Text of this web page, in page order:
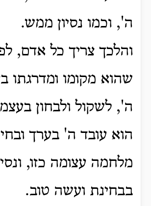
ה', וכמו נסיון ממש.
והלכך צריך כל אדם,
שהוא מקומו ומדרגתו
ה', לשקול ולבחון
הוא עובד ה' בערך
מלחמה עצומה כזו,
בבחינת ועשה טוב.